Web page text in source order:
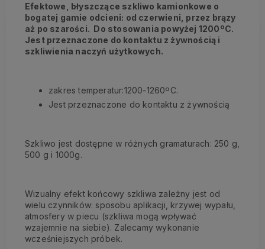
Efektowe, błyszczące szkliwo kamionkowe o
bogatej gamie odcieni: od czerwieni, przez brązy
aż po szarości. Do stosowania powyżej 1200ºC.
Jest przeznaczone do kontaktu z żywnością i
szkliwienia naczyń użytkowych.
zakres temperatur:1200-1260ºC.
Jest przeznaczone do kontaktu z żywnością
Szkliwo jest dostępne w różnych gramaturach: 250 g,
500 g i 1000g.
Wizualny efekt końcowy szkliwa zależny jest od
wielu czynników: sposobu aplikacji, krzywej wypału,
atmosfery w piecu (szkliwa mogą wpływać
wzajemnie na siebie). Zalecamy wykonanie
wcześniejszych próbek.